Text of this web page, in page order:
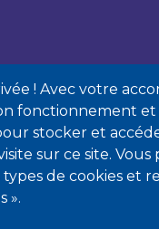
! Avec votre
fonctionnement et
stocker et
sur ce site.
de cookies et
».